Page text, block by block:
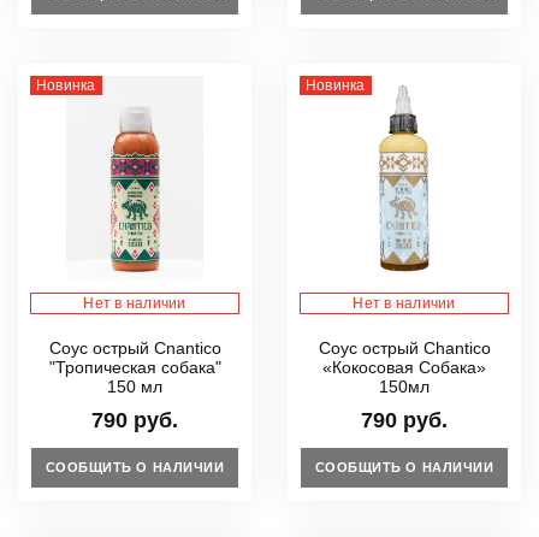
Новинка
Нет в наличии
Соус острый Cnantico
"Тропическая собака"
150 мл
790 руб.
СООБЩИТЬ О НАЛИЧИИ
Новинка
Нет в наличии
Соус острый Chantico
«Кокосовая Собака»
150мл
790 руб.
СООБЩИТЬ О НАЛИЧИИ